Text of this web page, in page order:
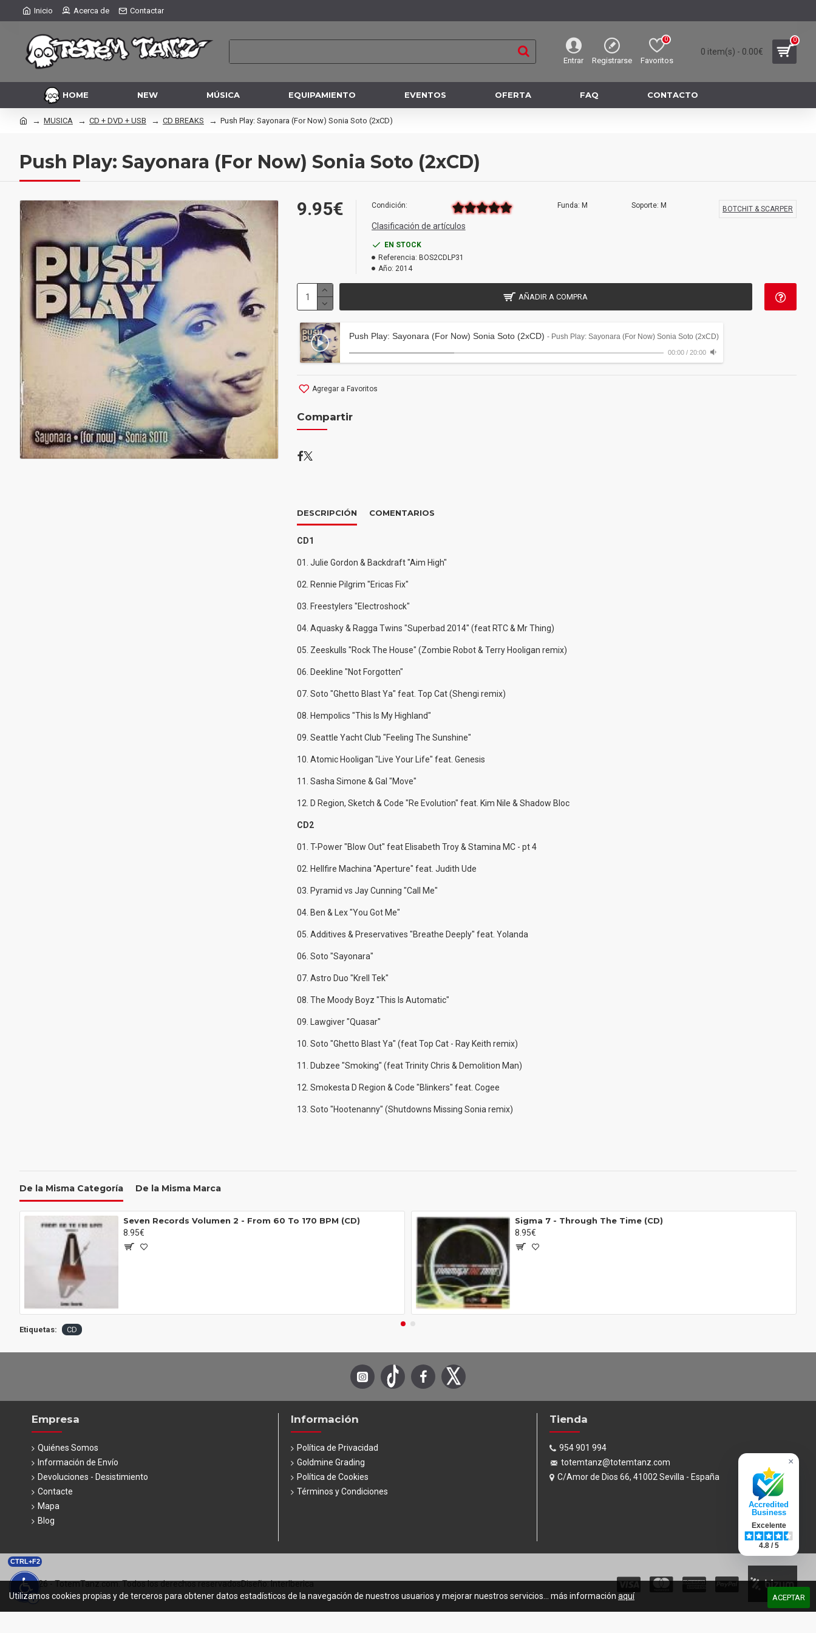
CTRL+F2
Inicio Acerca de Contactar
Entrar Registrarse Favoritos
0
0 item(s) - 0.00€
0
HOME NEW MÚSICA EQUIPAMIENTO EVENTOS OFERTA FAQ CONTACTO
MUSICA CD + DVD + USB CD BREAKS Push Play: Sayonara (For Now) Sonia Soto (2xCD)
Push Play: Sayonara (For Now) Sonia Soto (2xCD)
9.95€ Condición: Funda: M Soporte: M
Clasificación de artículos
EN STOCK
Referencia: BOS2CDLP31
Año: 2014
BOTCHIT & SCARPER
AÑADIR A COMPRA
Push Play: Sayonara (For Now) Sonia Soto (2xCD) - Push Play: Sayonara (For Now) Sonia Soto (2xCD)
00:00/ 20:00
Agregar a Favoritos
Compartir
DESCRIPCIÓN COMENTARIOS
CD1
01. Julie Gordon & Backdraft "Aim High"
02. Rennie Pilgrim "Ericas Fix"
03. Freestylers "Electroshock"
04. Aquasky & Ragga Twins "Superbad 2014" (feat RTC & Mr Thing)
05. Zeeskulls "Rock The House" (Zombie Robot & Terry Hooligan remix)
06. Deekline "Not Forgotten"
07. Soto "Ghetto Blast Ya" feat. Top Cat (Shengi remix)
08. Hempolics "This Is My Highland"
09. Seattle Yacht Club "Feeling The Sunshine"
10. Atomic Hooligan "Live Your Life" feat. Genesis
11. Sasha Simone & Gal "Move"
12. D Region, Sketch & Code "Re Evolution" feat. Kim Nile & Shadow Bloc
CD2
01. T-Power "Blow Out" feat Elisabeth Troy & Stamina MC - pt 4
02. Hellfire Machina "Aperture" feat. Judith Ude
03. Pyramid vs Jay Cunning "Call Me"
04. Ben & Lex "You Got Me"
05. Additives & Preservatives "Breathe Deeply" feat. Yolanda
06. Soto "Sayonara"
07. Astro Duo "Krell Tek"
08. The Moody Boyz "This Is Automatic"
09. Lawgiver "Quasar"
10. Soto "Ghetto Blast Ya" (feat Top Cat - Ray Keith remix)
11. Dubzee "Smoking" (feat Trinity Chris & Demolition Man)
12. Smokesta D Region & Code "Blinkers" feat. Cogee
13. Soto "Hootenanny" (Shutdowns Missing Sonia remix)
De la Misma Categoría De la Misma Marca
Seven Records Volumen 2 - From 60 To 170 BPM (CD)
8.95€
Sigma 7 - Through The Time (CD)
8.95€
Etiquetas: CD
Empresa
Quiénes Somos
Información de Envío
Devoluciones - Desistimiento
Contacte
Mapa
Blog
Información
Política de Privacidad
Goldmine Grading
Política de Cookies
Términos y Condiciones
Tienda
954 901 994
totemtanz@totemtanz.com
C/Amor de Dios 66, 41002 Sevilla - España
© 2026 - TotemTanz.com. Todos los derechos reservadosDiseño: InterIberica
ACEPTAR
Utilizamos cookies propias y de terceros para obtener datos estadísticos de la navegación de nuestros usuarios y mejorar nuestros servicios... más información aquí
×
Accredited
Business
Excelente
4.8 / 5